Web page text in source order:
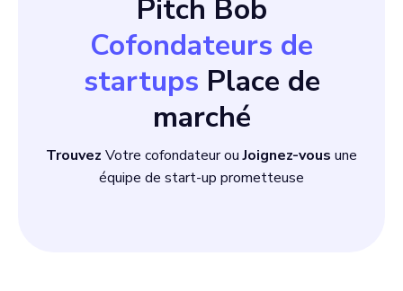
Pitch Bob
Cofondateurs de
startups Place de
marché
Trouvez Votre cofondateur ouJoignez-vous une
équipe de start-up prometteuse